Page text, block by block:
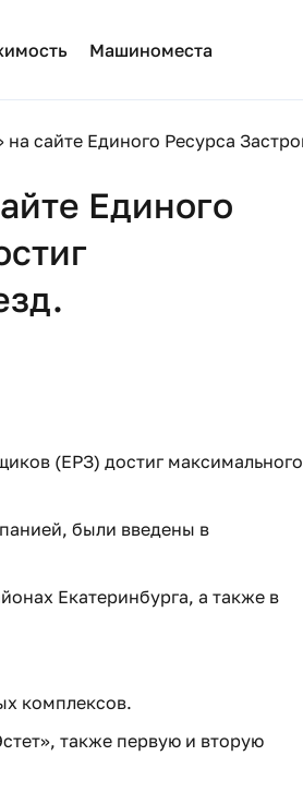
Машиноместа
сайте Единого Ресурса
Единого
(ЕРЗ) достиг максимального
были введены в
Екатеринбурга, а также в
комплексов.
также первую и вторую